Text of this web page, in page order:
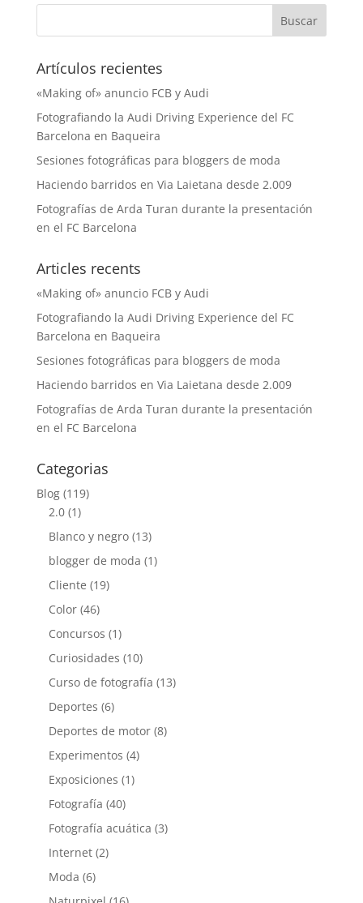
Artículos recientes
«Making of» anuncio FCB y Audi
Fotografiando la Audi Driving Experience del FC
Barcelona en Baqueira
Sesiones fotográficas para bloggers de moda
Haciendo barridos en Via Laietana desde 2.009
Fotografías de Arda Turan durante la presentación
en el FC Barcelona
Articles recents
«Making of» anuncio FCB y Audi
Fotografiando la Audi Driving Experience del FC
Barcelona en Baqueira
Sesiones fotográficas para bloggers de moda
Haciendo barridos en Via Laietana desde 2.009
Fotografías de Arda Turan durante la presentación
en el FC Barcelona
Categorias
Blog(119)
2.0(1)
Blanco y negro(13)
blogger de moda (1)
Cliente (19)
Color(46)
Concursos (1)
Curiosidades (10)
Curso de fotografía (13)
Deportes (6)
Deportes de motor(8)
Experimentos (4)
Exposiciones (1)
Fotografía (40)
Fotografía acuática (3)
Internet(2)
Moda (6)